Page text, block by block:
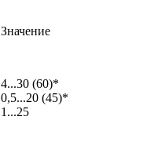
Значение
4...30 (60)*
0,5...20 (45)*
1...25